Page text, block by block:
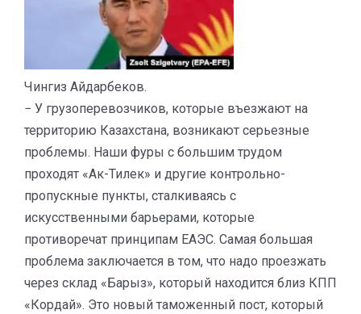
Чингиз Айдарбеков.
− У грузоперевозчиков, которые въезжают на
территорию Казахстана, возникают серьезные
проблемы. Наши фуры с большим трудом
проходят «Ак-Тилек» и другие контрольно-
пропускные пункты, сталкиваясь с
искусственными барьерами, которые
противоречат принципам ЕАЭС. Самая большая
проблема заключается в том, что надо проезжать
через склад «Барыз», который находится близ КПП
«Кордай». Это новый таможенный пост, который